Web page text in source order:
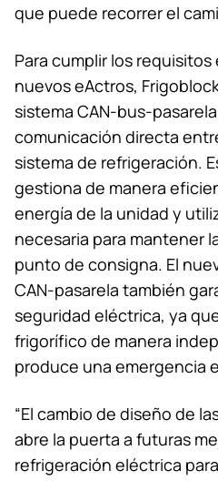
que puede recorrer el
Para cumplir los
nuevos eActros,
sistema CAN-bus-
comunicación directa
sistema de refrigeración.
gestiona de manera
energía de la unidad y
necesaria para mantener
punto de consigna. El
CAN-pasarela también
seguridad eléctrica, ya
frigorífico de manera
produce una emergencia
“El cambio de diseño de
abre la puerta a futuras
refrigeración eléctrica